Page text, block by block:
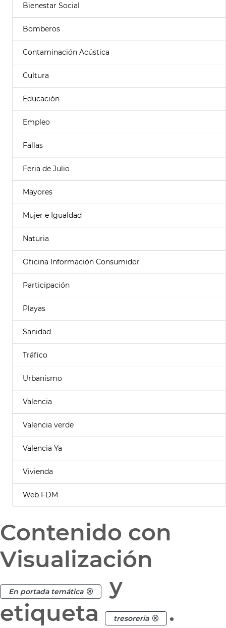
Bienestar Social
Bomberos
Contaminación Acústica
Cultura
Educación
Empleo
Fallas
Feria de Julio
Mayores
Mujer e Igualdad
Naturia
Oficina Información Consumidor
Participación
Playas
Sanidad
Tráfico
Urbanismo
Valencia
Valencia verde
Valencia Ya
Vivienda
Web FDM
Contenido con
Visualización
En portada temática
y
etiqueta
tresoreria .